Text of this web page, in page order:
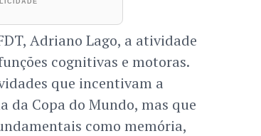
Adriano Lago, a atividade
cognitivas e motoras.
que incentivam a
da Copa do Mundo, mas que
como memória,